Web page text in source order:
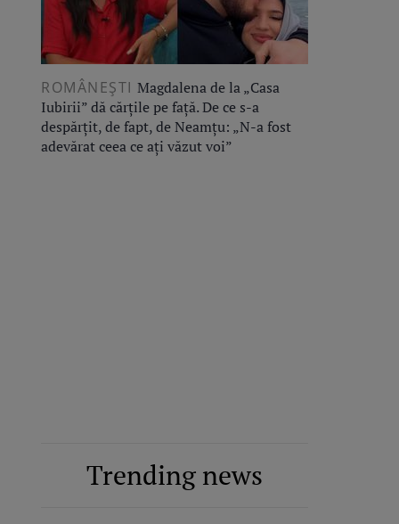
ROMÂNEŞTI Magdalena de la „Casa
Iubirii” dă cărțile pe față. De ce s-a
despărțit, de fapt, de Neamțu: „N-a fost
adevărat ceea ce ați văzut voi”
Trending news